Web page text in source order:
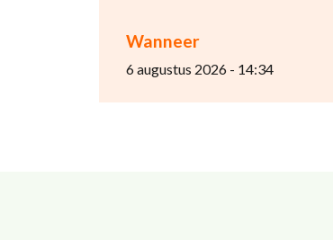
Wanneer
6 augustus 2026 - 14:34